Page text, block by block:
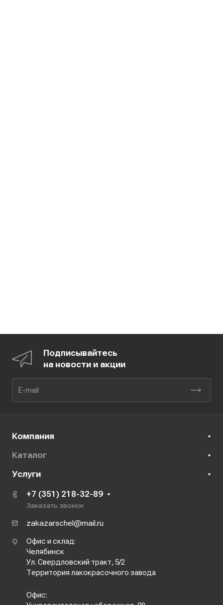
Подписывайтесь
на новости и акции
Компания
Каталог
Услуги
+7 (351) 218-32-89
Заказать звонок
zakazarschel@mail.ru
Офис и склад:
Челябинск
Ул. Свердловский тракт, 5/2
Территория лакокрасочного завода
Офис: